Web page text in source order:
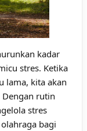
kadar
stres. Ketika
lama, kita akan
Dengan rutin
stres
bagi